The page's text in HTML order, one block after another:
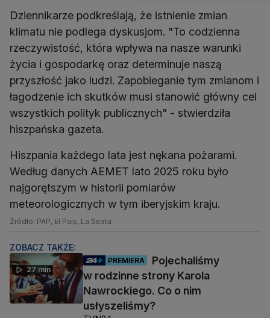
Dziennikarze podkreślają, że istnienie zmian
klimatu nie podlega dyskusjom. "To codzienna
rzeczywistość, która wpływa na nasze warunki
życia i gospodarkę oraz determinuje naszą
przyszłość jako ludzi. Zapobieganie tym zmianom i
łagodzenie ich skutków musi stanowić główny cel
wszystkich polityk publicznych" - stwierdziła
hiszpańska gazeta.
Hiszpania każdego lata jest nękana pożarami.
Według danych AEMET lato 2025 roku było
najgorętszym w historii pomiarów
meteorologicznych w tym iberyjskim kraju.
Źródło: PAP, El Pais, La Sexta
ZOBACZ TAKŻE:
27 min
PREMIERA
Pojechaliśmy
w rodzinne strony Karola
Nawrockiego. Co o nim
usłyszeliśmy?